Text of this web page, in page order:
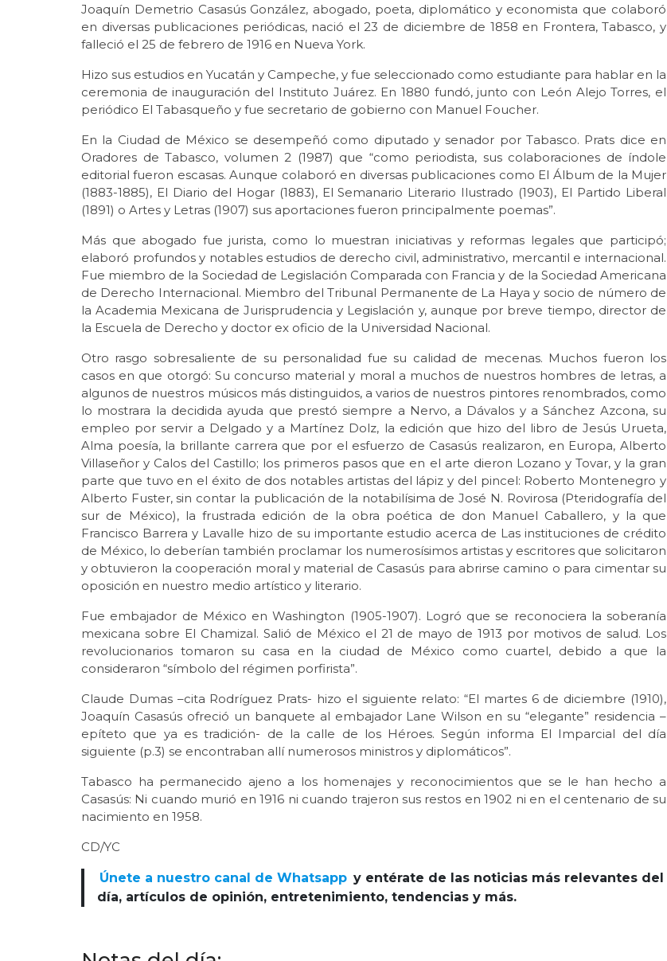
Joaquín Demetrio Casasús González, abogado, poeta, diplomático y economista que colaboró
en diversas publicaciones periódicas, nació el 23 de diciembre de 1858 en Frontera, Tabasco, y
falleció el 25 de febrero de 1916 en Nueva York.
Hizo sus estudios en Yucatán y Campeche, y fue seleccionado como estudiante para hablar en la
ceremonia de inauguración del Instituto Juárez. En 1880 fundó, junto con León Alejo Torres, el
periódico El Tabasqueño y fue secretario de gobierno con Manuel Foucher.
En la Ciudad de México se desempeñó como diputado y senador por Tabasco. Prats dice en
Oradores de Tabasco, volumen 2 (1987) que “como periodista, sus colaboraciones de índole
editorial fueron escasas. Aunque colaboró en diversas publicaciones como El Álbum de la Mujer
(1883-1885), El Diario del Hogar (1883), El Semanario Literario Ilustrado (1903), El Partido Liberal
(1891) o Artes y Letras (1907) sus aportaciones fueron principalmente poemas”.
Más que abogado fue jurista, como lo muestran iniciativas y reformas legales que participó;
elaboró profundos y notables estudios de derecho civil, administrativo, mercantil e internacional.
Fue miembro de la Sociedad de Legislación Comparada con Francia y de la Sociedad Americana
de Derecho Internacional. Miembro del Tribunal Permanente de La Haya y socio de número de
la Academia Mexicana de Jurisprudencia y Legislación y, aunque por breve tiempo, director de
la Escuela de Derecho y doctor ex oficio de la Universidad Nacional.
Otro rasgo sobresaliente de su personalidad fue su calidad de mecenas. Muchos fueron los
casos en que otorgó: Su concurso material y moral a muchos de nuestros hombres de letras, a
algunos de nuestros músicos más distinguidos, a varios de nuestros pintores renombrados, como
lo mostrara la decidida ayuda que prestó siempre a Nervo, a Dávalos y a Sánchez Azcona, su
empleo por servir a Delgado y a Martínez Dolz, la edición que hizo del libro de Jesús Urueta,
Alma poesía, la brillante carrera que por el esfuerzo de Casasús realizaron, en Europa, Alberto
Villaseñor y Calos del Castillo; los primeros pasos que en el arte dieron Lozano y Tovar, y la gran
parte que tuvo en el éxito de dos notables artistas del lápiz y del pincel: Roberto Montenegro y
Alberto Fuster, sin contar la publicación de la notabilísima de José N. Rovirosa (Pteridografía del
sur de México), la frustrada edición de la obra poética de don Manuel Caballero, y la que
Francisco Barrera y Lavalle hizo de su importante estudio acerca de Las instituciones de crédito
de México, lo deberían también proclamar los numerosísimos artistas y escritores que solicitaron
y obtuvieron la cooperación moral y material de Casasús para abrirse camino o para cimentar su
oposición en nuestro medio artístico y literario.
Fue embajador de México en Washington (1905-1907). Logró que se reconociera la soberanía
mexicana sobre El Chamizal. Salió de México el 21 de mayo de 1913 por motivos de salud. Los
revolucionarios tomaron su casa en la ciudad de México como cuartel, debido a que la
consideraron “símbolo del régimen porfirista”.
Claude Dumas –cita Rodríguez Prats- hizo el siguiente relato: “El martes 6 de diciembre (1910),
Joaquín Casasús ofreció un banquete al embajador Lane Wilson en su “elegante” residencia –
epíteto que ya es tradición- de la calle de los Héroes. Según informa El Imparcial del día
siguiente (p.3) se encontraban allí numerosos ministros y diplomáticos”.
Tabasco ha permanecido ajeno a los homenajes y reconocimientos que se le han hecho a
Casasús: Ni cuando murió en 1916 ni cuando trajeron sus restos en 1902 ni en el centenario de su
nacimiento en 1958.
CD/YC
Únete a nuestro canal de Whatsapp y entérate de las noticias más relevantes del
día, artículos de opinión, entretenimiento, tendencias y más.